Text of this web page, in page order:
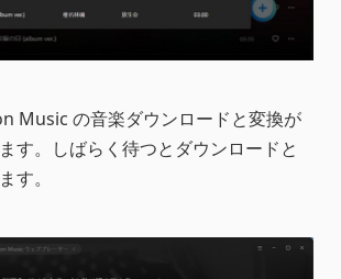
Music の音楽ダウンロードと変換が
す。しばらく待つとダウンロードと
す。